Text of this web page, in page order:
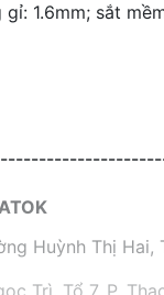
1.6mm; sắt
Huỳnh Thị Hai,